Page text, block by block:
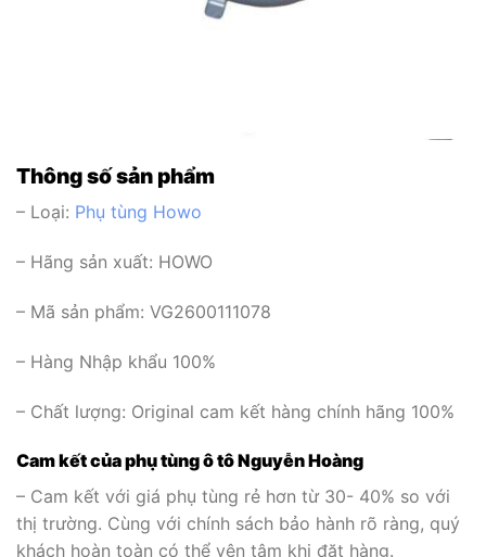
Thông số sản phẩm
– Loại: Phụ tùng Howo
– Hãng sản xuất: HOWO
– Mã sản phẩm: VG2600111078
– Hàng Nhập khẩu 100%
– Chất lượng: Original cam kết hàng chính hãng 100%
Cam kết của phụ tùng ô tô Nguyễn Hoàng
– Cam kết với giá phụ tùng rẻ hơn từ 30- 40% so với
thị trường. Cùng với chính sách bảo hành rõ ràng, quý
khách hoàn toàn có thể yên tâm khi đặt hàng.